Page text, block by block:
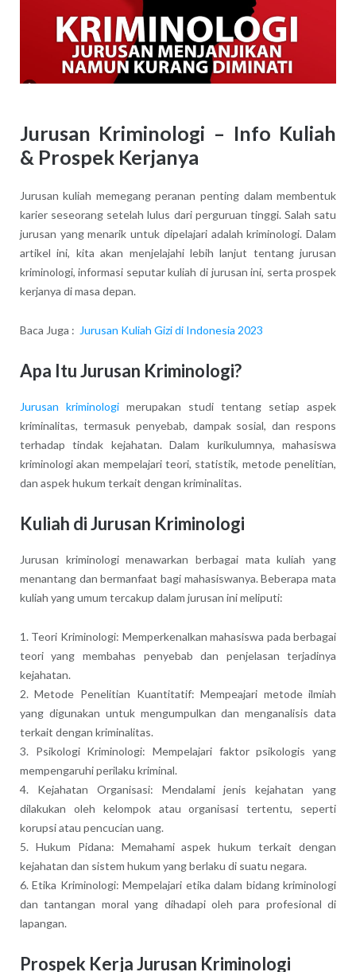
Jurusan Kriminologi – Info Kuliah
& Prospek Kerjanya
Jurusan kuliah memegang peranan penting dalam membentuk
karier seseorang setelah lulus dari perguruan tinggi. Salah satu
jurusan yang menarik untuk dipelajari adalah kriminologi. Dalam
artikel ini, kita akan menjelajahi lebih lanjut tentang jurusan
kriminologi, informasi seputar kuliah di jurusan ini, serta prospek
kerjanya di masa depan.
Baca Juga : Jurusan Kuliah Gizi di Indonesia 2023
Apa Itu Jurusan Kriminologi?
Jurusan kriminologi merupakan studi tentang setiap aspek
kriminalitas, termasuk penyebab, dampak sosial, dan respons
terhadap tindak kejahatan. Dalam kurikulumnya, mahasiswa
kriminologi akan mempelajari teori, statistik, metode penelitian,
dan aspek hukum terkait dengan kriminalitas.
Kuliah di Jurusan Kriminologi
Jurusan kriminologi menawarkan berbagai mata kuliah yang
menantang dan bermanfaat bagi mahasiswanya. Beberapa mata
kuliah yang umum tercakup dalam jurusan ini meliputi:
1. Teori Kriminologi: Memperkenalkan mahasiswa pada berbagai
teori yang membahas penyebab dan penjelasan terjadinya
kejahatan.
2. Metode Penelitian Kuantitatif: Mempeajari metode ilmiah
yang digunakan untuk mengumpulkan dan menganalisis data
terkait dengan kriminalitas.
3. Psikologi Kriminologi: Mempelajari faktor psikologis yang
mempengaruhi perilaku kriminal.
4. Kejahatan Organisasi: Mendalami jenis kejahatan yang
dilakukan oleh kelompok atau organisasi tertentu, seperti
korupsi atau pencucian uang.
5. Hukum Pidana: Memahami aspek hukum terkait dengan
kejahatan dan sistem hukum yang berlaku di suatu negara.
6. Etika Kriminologi: Mempelajari etika dalam bidang kriminologi
dan tantangan moral yang dihadapi oleh para profesional di
lapangan.
Prospek Kerja Jurusan Kriminologi